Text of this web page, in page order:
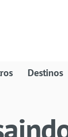
Destinos